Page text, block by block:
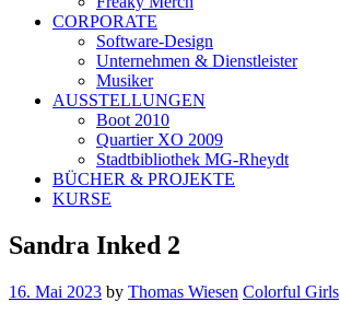
CORPORATE
Software-Design
Unternehmen & Dienstleister
Musiker
AUSSTELLUNGEN
Boot 2010
Quartier XO 2009
Stadtbibliothek MG-Rheydt
BÜCHER & PROJEKTE
KURSE
Sandra Inked 2
16. Mai 2023 by Thomas Wiesen Colorful Girls